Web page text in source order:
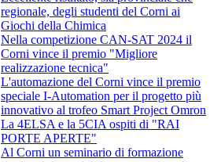
regionale, degli studenti del Corni ai
Giochi della Chimica
Nella competizione CAN-SAT 2024 il
Corni vince il premio "Migliore
realizzazione tecnica"
L'automazione del Corni vince il premio
speciale I-Automation per il progetto più
innovativo al trofeo Smart Project Omron
La 4ELSA e la 5CIA ospiti di "RAI
PORTE APERTE"
Al Corni un seminario di formazione